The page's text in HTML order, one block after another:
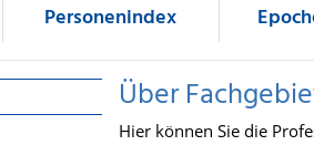
Personenindex
Über
Hier können Sie die